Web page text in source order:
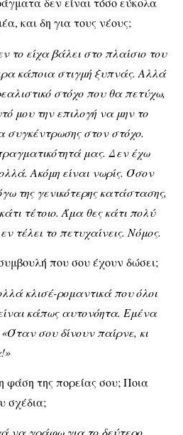
και δη για τους νέους;
το είχα βάλει στο πλαίσιο του
κάποια στιγμή ξυπνάς. Αλλά
στόχο που θα πετύχω,
μου την επιλογή να μην το
συγκέντρωσης στον στόχο.
μας. Δεν έχω
Ακόμη είναι νωρίς. Όσον
της γενικότερης κατάστασης,
τέτοιο. Άμα θες κάτι πολύ
τέλει το πετυχαίνεις. Νόμος.
που σου έχουν δώσει;
κλισέ-ρομαντικά που όλοι
κάπως αυτονόητα. Εμένα
«Όταν σου δίνουν παίρνε, κι
φάση της πορείας σου; Ποια
σχέδια;
να γράφω για το δεύτερο